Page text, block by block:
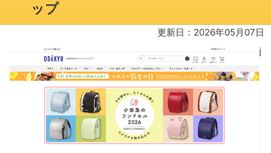
ップ
更新日：2026年05月07日